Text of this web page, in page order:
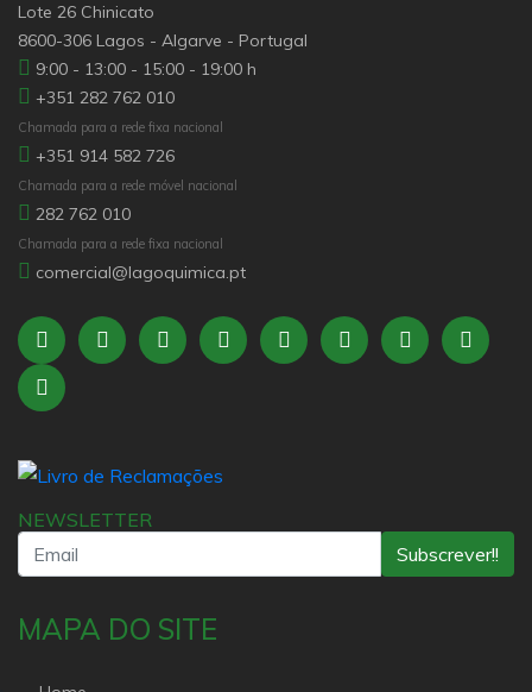
Lote 26 Chinicato
8600-306 Lagos - Algarve - Portugal
9:00 - 13:00 - 15:00 - 19:00 h
+351 282 762 010
Chamada para a rede fixa nacional
+351 914 582 726
Chamada para a rede móvel nacional
282 762 010
Chamada para a rede fixa nacional
comercial@lagoquimica.pt
NEWSLETTER
Subscrever!!
MAPA DO SITE